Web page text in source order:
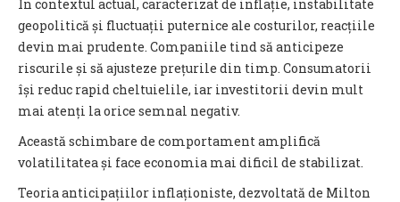
În contextul actual, caracterizat de inflație, instabilitate
geopolitică și fluctuații puternice ale costurilor, reacțiile
devin mai prudente. Companiile tind să anticipeze
riscurile și să ajusteze prețurile din timp. Consumatorii
își reduc rapid cheltuielile, iar investitorii devin mult
mai atenți la orice semnal negativ.
Această schimbare de comportament amplifică
volatilitatea și face economia mai dificil de stabilizat.
Teoria anticipațiilor inflaționiste, dezvoltată de Milton